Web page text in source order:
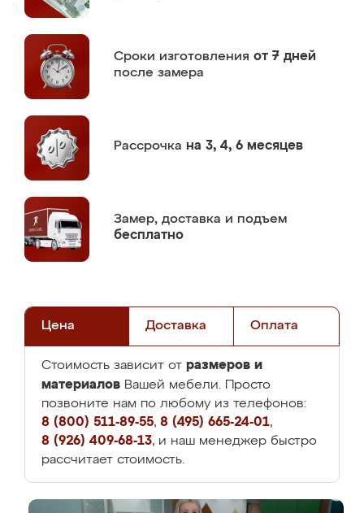
Сроки изготовления от 7 дней
после замера
Рассрочка на 3, 4, 6 месяцев
Замер, доставка и подъем
бесплатно
Цена Доставка Оплата
Стоимость зависит от размеров и
материалов Вашей мебели. Просто
позвоните нам по любому из телефонов:
8 (800) 511-89-55, 8 (495) 665-24-01,
8 (926) 409-68-13, и наш менеджер быстро
рассчитает стоимость.